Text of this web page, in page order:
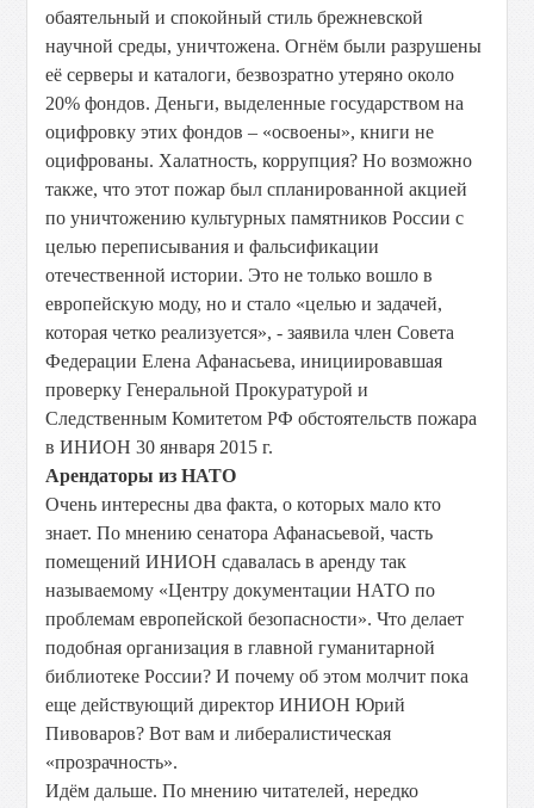
обаятельный и спокойный стиль брежневской
научной среды, уничтожена. Огнём были разрушены
её серверы и каталоги, безвозратно утеряно около
20% фондов. Деньги, выделенные государством на
оцифровку этих фондов – «освоены», книги не
оцифрованы. Халатность, коррупция? Но возможно
также, что этот пожар был спланированной акцией
по уничтожению культурных памятников России с
целью переписывания и фальсификации
отечественной истории. Это не только вошло в
европейскую моду, но и стало «целью и задачей,
которая четко реализуется», - заявила член Совета
Федерации Елена Афанасьева, инициировавшая
проверку Генеральной Прокуратурой и
Следственным Комитетом РФ обстоятельств пожара
в ИНИОН 30 января 2015 г.
Арендаторы из НАТО
Очень интересны два факта, о которых мало кто
знает. По мнению сенатора Афанасьевой, часть
помещений ИНИОН сдавалась в аренду так
называемому «Центру документации НАТО по
проблемам европейской безопасности». Что делает
подобная организация в главной гуманитарной
библиотеке России? И почему об этом молчит пока
еще действующий директор ИНИОН Юрий
Пивоваров? Вот вам и либералистическая
«прозрачность».
Идём дальше. По мнению читателей, нередко